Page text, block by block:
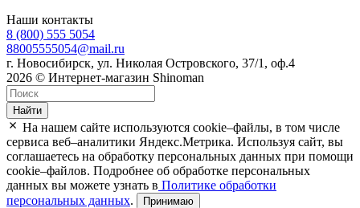
Наши контакты
8 (800) 555 5054
88005555054@mail.ru
г. Новосибирск, ул. Николая Островского, 37/1, оф.4
2026 © Интернет-магазин Shinoman
Найти
На нашем сайте используются cookie–файлы, в том числе
сервиса веб–аналитики Яндекс.Метрика. Используя сайт, вы
соглашаетесь на обработку персональных данных при помощи
cookie–файлов. Подробнее об обработке персональных
данных вы можете узнать в Политике обработки
персональных данных. Принимаю